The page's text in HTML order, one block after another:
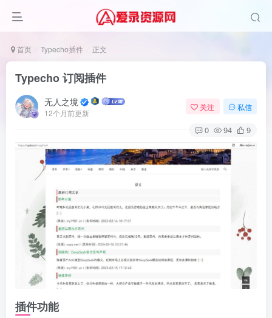
首页 Typecho插件 正文
Typecho 订阅插件
无人之境
12个月前更新
关注 私信
0 94 9
插件功能